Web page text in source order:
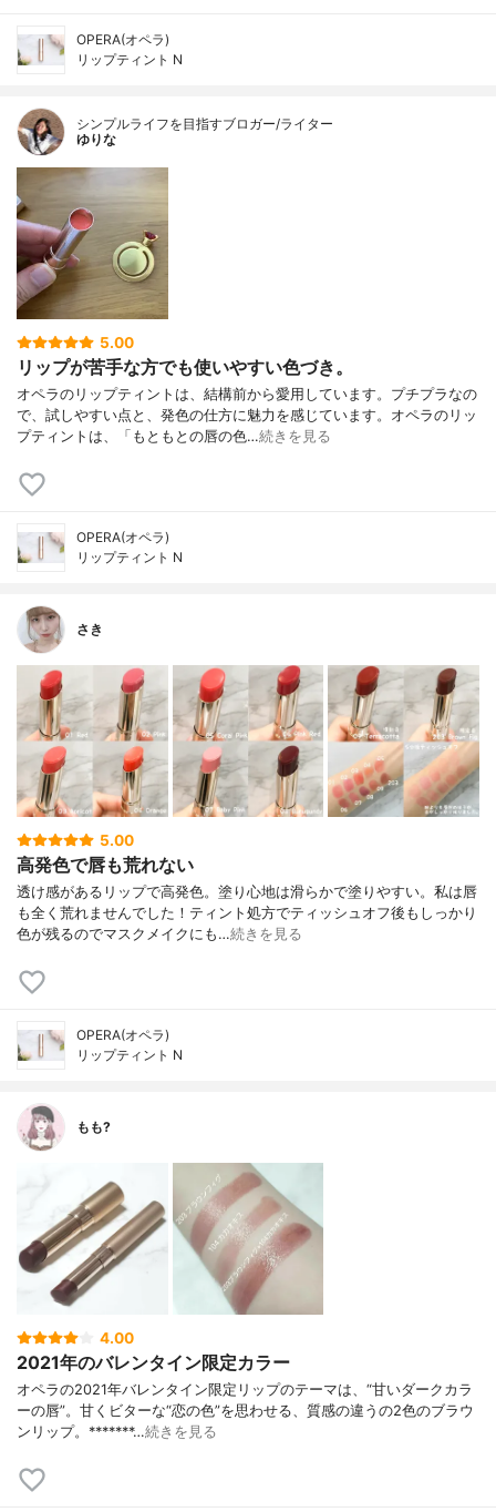
OPERA(オペラ)
リップティント N
シンプルライフを目指すブロガー/ライター
ゆりな
5.00
リップが苦手な方でも使いやすい色づき。
オペラのリップティントは、結構前から愛用しています。プチプラなの
で、試しやすい点と、発色の仕方に魅力を感じています。オペラのリッ
プティントは、「もともとの唇の色…続きを見る
OPERA(オペラ)
リップティント N
さき
5.00
高発色で唇も荒れない
透け感があるリップで高発色。塗り心地は滑らかで塗りやすい。 私は唇
も全く荒れませんでした！ ティント処方でティッシュオフ後もしっかり
色が残るのでマスクメイクにも…続きを見る
OPERA(オペラ)
リップティント N
もも?
4.00
2021年のバレンタイン限定カラー
オペラの2021年バレンタイン限定リップのテーマは、“甘いダークカラ
ーの唇”。甘くビターな“恋の色”を思わせる、質感の違うの2色のブラウ
ンリップ。*******…続きを見る